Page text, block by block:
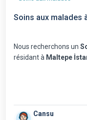
Soins aux malades
Nous recherchons un
résidant à Maltepe
Cansu